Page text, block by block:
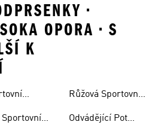
•
OPORA • S
K
Oporou
Sportovní
Sportovní
Podprsenky
Růžová Sportovní
Odvádějící Pot